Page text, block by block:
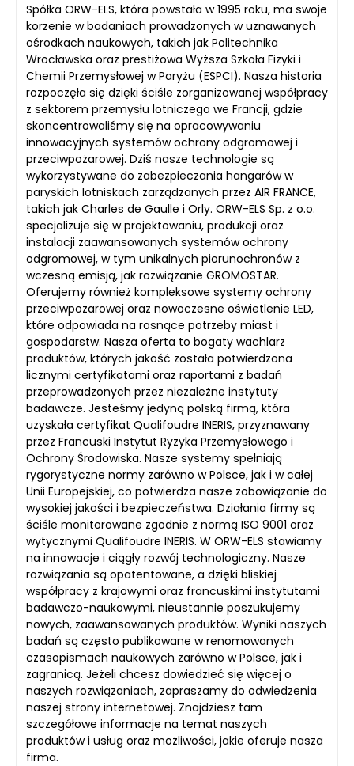
Spółka ORW-ELS, która powstała w 1995 roku, ma swoje
korzenie w badaniach prowadzonych w uznawanych
ośrodkach naukowych, takich jak Politechnika
Wrocławska oraz prestiżowa Wyższa Szkoła Fizyki i
Chemii Przemysłowej w Paryżu (ESPCI). Nasza historia
rozpoczęła się dzięki ściśle zorganizowanej współpracy
z sektorem przemysłu lotniczego we Francji, gdzie
skoncentrowaliśmy się na opracowywaniu
innowacyjnych systemów ochrony odgromowej i
przeciwpożarowej. Dziś nasze technologie są
wykorzystywane do zabezpieczania hangarów w
paryskich lotniskach zarządzanych przez AIR FRANCE,
takich jak Charles de Gaulle i Orly. ORW-ELS Sp. z o.o.
specjalizuje się w projektowaniu, produkcji oraz
instalacji zaawansowanych systemów ochrony
odgromowej, w tym unikalnych piorunochronów z
wczesną emisją, jak rozwiązanie GROMOSTAR.
Oferujemy również kompleksowe systemy ochrony
przeciwpożarowej oraz nowoczesne oświetlenie LED,
które odpowiada na rosnące potrzeby miast i
gospodarstw. Nasza oferta to bogaty wachlarz
produktów, których jakość została potwierdzona
licznymi certyfikatami oraz raportami z badań
przeprowadzonych przez niezależne instytuty
badawcze. Jesteśmy jedyną polską firmą, która
uzyskała certyfikat Qualifoudre INERIS, przyznawany
przez Francuski Instytut Ryzyka Przemysłowego i
Ochrony Środowiska. Nasze systemy spełniają
rygorystyczne normy zarówno w Polsce, jak i w całej
Unii Europejskiej, co potwierdza nasze zobowiązanie do
wysokiej jakości i bezpieczeństwa. Działania firmy są
ściśle monitorowane zgodnie z normą ISO 9001 oraz
wytycznymi Qualifoudre INERIS. W ORW-ELS stawiamy
na innowacje i ciągły rozwój technologiczny. Nasze
rozwiązania są opatentowane, a dzięki bliskiej
współpracy z krajowymi oraz francuskimi instytutami
badawczo-naukowymi, nieustannie poszukujemy
nowych, zaawansowanych produktów. Wyniki naszych
badań są często publikowane w renomowanych
czasopismach naukowych zarówno w Polsce, jak i
zagranicą. Jeżeli chcesz dowiedzieć się więcej o
naszych rozwiązaniach, zapraszamy do odwiedzenia
naszej strony internetowej. Znajdziesz tam
szczegółowe informacje na temat naszych
produktów i usług oraz możliwości, jakie oferuje nasza
firma.